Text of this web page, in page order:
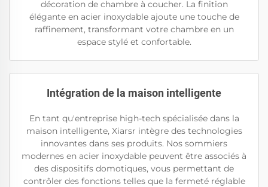
décoration de chambre à coucher. La finition
élégante en acier inoxydable ajoute une touche de
raffinement, transformant votre chambre en un
espace stylé et confortable.
Intégration de la maison intelligente
En tant qu'entreprise high-tech spécialisée dans la
maison intelligente, Xiarsr intègre des technologies
innovantes dans ses produits. Nos sommiers
modernes en acier inoxydable peuvent être associés à
des dispositifs domotiques, vous permettant de
contrôler des fonctions telles que la fermeté réglable